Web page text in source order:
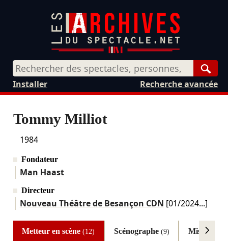
Recherche avancée
Installer
Tommy Milliot
1984
Fondateur
Man Haast
Directeur
Nouveau Théâtre de Besançon CDN [01/2024...]
Metteur en scène(12) Scénographe (9) Mise en